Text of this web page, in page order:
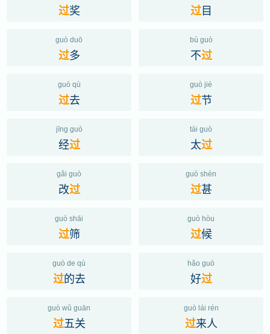
过奖 过目
guò duō
过多
bù guò
不过
guò qù
过去
guò jié
过节
jīng guò
经过
tài guò
太过
gǎi guò
改过
guò shèn
过甚
guò shāi
过筛
guò hòu
过候
guò de qù
过的去
hǎo guò
好过
guò wǔ guān
过五关
guò lái rén
过来人